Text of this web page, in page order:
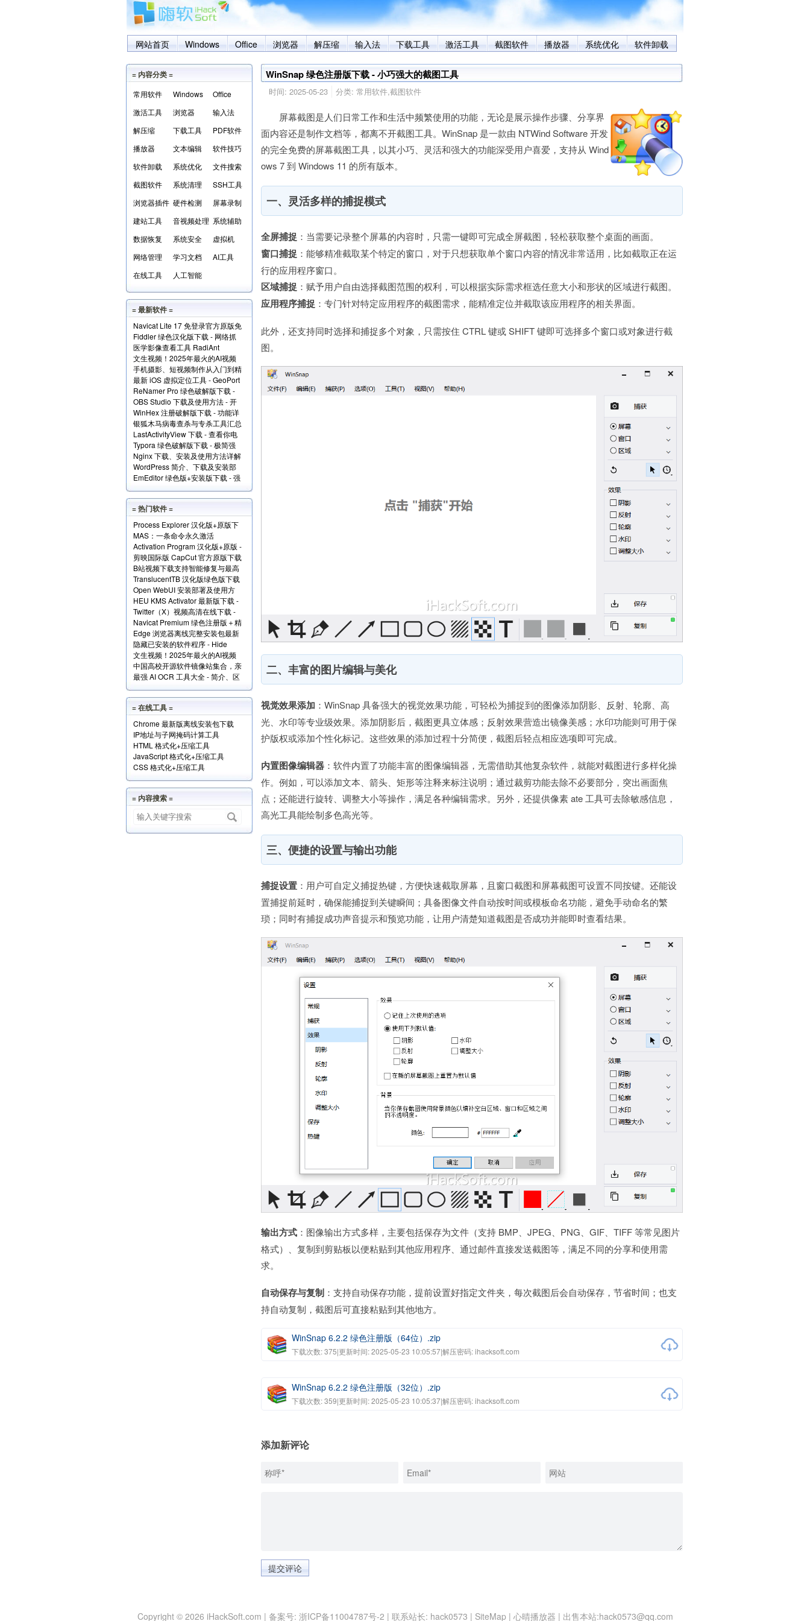
网站首页 Windows Office 浏览器 解压缩 输入法 下载工具 激活工具 截图软件 播放器 系统优化 软件卸载
= 内容分类 =
常用软件 Windows
Office
激活工具
浏览器
输入法
解压缩
下载工具
PDF软件
播放器
文本编辑
软件技巧
软件卸载
系统优化
文件搜索
截图软件
系统清理
SSH工具
浏览器插件 硬件检测
屏幕录制
建站工具
音视频处理 系统辅助
数据恢复
系统安全
虚拟机
网络管理
学习文档
AI工具
在线工具
人工智能
= 最新软件 =
Navicat Lite 17 免登录官方原版免
费版下载
Fiddler 绿色汉化版下载 - 网络抓
包分析工具
医学影像查看工具 RadiAnt
DICOM Viewer（支持.dcm文件）
下载
文生视频！2025年最火的AI视频
生成工具TOP10
手机摄影、短视频制作从入门到精
通视频教程全套免费下载
最新 iOS 虚拟定位工具 - GeoPort
轻松伪装全球任何位置
ReNamer Pro 绿色破解版下载 -
文件批量重命名小工具
OBS Studio 下载及使用方法 - 开
源免费的专业级录屏利器
WinHex 注册破解版下载 - 功能详
解+使用实例
银狐木马病毒查杀与专杀工具汇总
下载
LastActivityView 下载 - 查看你电
脑上的所有操作记录！
Typora 绿色破解版下载 - 极简强
大的本地 Markdown 编辑器
Nginx 下载、安装及使用方法详解
WordPress 简介、下载及安装部
署详解
EmEditor 绿色版+安装版下载 - 强
大专业的文本编辑器
= 热门软件 =
Process Explorer 汉化版+原版下
载 - 超强进程管理工具
MAS：一条命令永久激活
Windows和Office+实现原理解读
Activation Program 汉化版+原版 -
永久激活Windows和Office
剪映国际版 CapCut 官方原版下载
- 免费享用VIP会员功能
B站视频下载支持智能修复与最高
清版 - Bili23 Downloader
TranslucentTB 汉化版绿色版下载
- 任务栏透明化小工具
Open WebUI 安装部署及使用方
法 - 本地网页版 AI 系统
HEU KMS Activator 最新版下载 -
Windows/Office激活神器
Twitter（X）视频高清在线下载 -
SSSTwitter
Navicat Premium 绿色注册版＋精
简版＋使用方法
Edge 浏览器离线完整安装包最新
版下载
隐藏已安装的软件程序 - Hide
From Uninstall List 下载
文生视频！2025年最火的AI视频
生成工具TOP10
中国高校开源软件镜像站集合，亲
测全部可用！
最强 AI OCR 工具大全 - 简介、区
别、优势及访问地址
= 在线工具 =
Chrome 最新版离线安装包下载
IP地址与子网掩码计算工具
HTML 格式化+压缩工具
JavaScript 格式化+压缩工具
CSS 格式化+压缩工具
= 内容搜索 =
WinSnap 绿色注册版下载 - 小巧强大的截图工具
时间:2025-05-23 分类:常用软件,截图软件
屏幕截图是人们日常工作和生活中频繁使用的功能，无论是展示操作步骤、分享界
面内容还是制作文档等，都离不开截图工具。WinSnap 是一款由 NTWind Software 开发
的完全免费的屏幕截图工具，以其小巧、灵活和强大的功能深受用户喜爱，支持从 Wind
ows 7 到 Windows 11 的所有版本。
一、灵活多样的捕捉模式
全屏捕捉 ：当需要记录整个屏幕的内容时，只需一键即可完成全屏截图，轻松获取整个桌面的画面。
窗口捕捉 ：能够精准截取某个特定的窗口，对于只想获取单个窗口内容的情况非常适用，比如截取正在运
行的应用程序窗口。
区域捕捉 ：赋予用户自由选择截图范围的权利，可以根据实际需求框选任意大小和形状的区域进行截图。
应用程序捕捉 ：专门针对特定应用程序的截图需求，能精准定位并截取该应用程序的相关界面。
此外，还支持同时选择和捕捉多个对象，只需按住 CTRL 键或 SHIFT 键即可选择多个窗口或对象进行截
图。
二、丰富的图片编辑与美化
视觉效果添加 ：WinSnap 具备强大的视觉效果功能，可轻松为捕捉到的图像添加阴影、反射、轮廓、高
光、水印等专业级效果。添加阴影后，截图更具立体感；反射效果营造出镜像美感；水印功能则可用于保
护版权或添加个性化标记。这些效果的添加过程十分简便，截图后轻点相应选项即可完成。
内置图像编辑器 ：软件内置了功能丰富的图像编辑器，无需借助其他复杂软件，就能对截图进行多样化操
作。例如，可以添加文本、箭头、矩形等注释来标注说明；通过裁剪功能去除不必要部分，突出画面焦
点；还能进行旋转、调整大小等操作，满足各种编辑需求。另外，还提供像素 ate 工具可去除敏感信息，
高光工具能绘制多色高光等。
三、便捷的设置与输出功能
捕捉设置 ：用户可自定义捕捉热键，方便快速截取屏幕，且窗口截图和屏幕截图可设置不同按键。还能设
置捕捉前延时，确保能捕捉到关键瞬间；具备图像文件自动按时间或模板命名功能，避免手动命名的繁
琐；同时有捕捉成功声音提示和预览功能，让用户清楚知道截图是否成功并能即时查看结果。
输出方式 ：图像输出方式多样，主要包括保存为文件（支持 BMP、JPEG、PNG、GIF、TIFF 等常见图片
格式）、复制到剪贴板以便粘贴到其他应用程序、通过邮件直接发送截图等，满足不同的分享和使用需
求。
自动保存与复制 ：支持自动保存功能，提前设置好指定文件夹，每次截图后会自动保存，节省时间；也支
持自动复制，截图后可直接粘贴到其他地方。
WinSnap 6.2.2 绿色注册版（64位）.zip
下载次数: 375|更新时间: 2025-05-23 10:05:57|解压密码: ihacksoft.com
WinSnap 6.2.2 绿色注册版（32位）.zip
下载次数: 359|更新时间: 2025-05-23 10:05:37|解压密码: ihacksoft.com
添加新评论
提交评论
Copyright © 2026 iHackSoft.com | 备案号: 浙ICP备11004787号-2 | 联系站长: hack0573 | SiteMap| 心晴播放器 | 出售本站:hack0573@qq.com